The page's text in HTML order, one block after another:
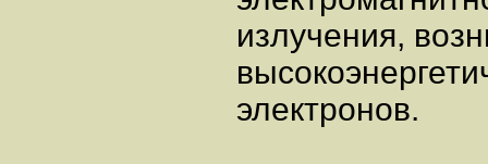
излучения,
электронов.